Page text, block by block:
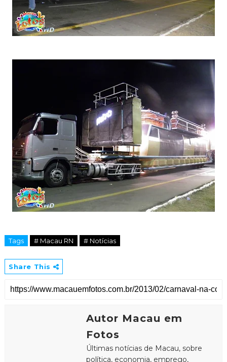
Tags # Macau RN # Notícias
Share This
Autor Macau em
Fotos
Últimas notícias de Macau, sobre
política, economia, emprego,